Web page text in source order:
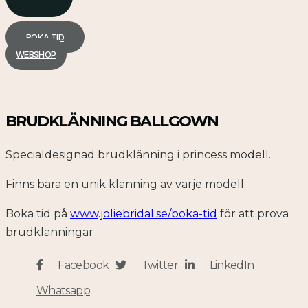
BOKA TID
WEBSHOP
BRUDKLÄNNING BALLGOWN
Specialdesignad brudklänning i princess modell.
Finns bara en unik klänning av varje modell.
Boka tid på www.joliebridal.se/boka-tid för att prova
brudklänningar
Facebook Twitter
LinkedIn
Whatsapp